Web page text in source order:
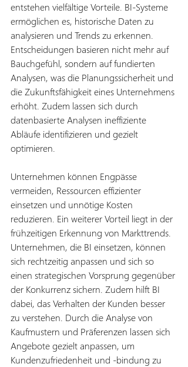
entstehen vielfältige Vorteile. BI-Systeme
ermöglichen es, historische Daten zu
analysieren und Trends zu erkennen.
Entscheidungen basieren nicht mehr auf
Bauchgefühl, sondern auf fundierten
Analysen, was die Planungssicherheit und
die Zukunftsfähigkeit eines Unternehmens
erhöht. Zudem lassen sich durch
datenbasierte Analysen ineffiziente
Abläufe identifizieren und gezielt
optimieren.
Unternehmen können Engpässe
vermeiden, Ressourcen effizienter
einsetzen und unnötige Kosten
reduzieren. Ein weiterer Vorteil liegt in der
frühzeitigen Erkennung von Markttrends.
Unternehmen, die BI einsetzen, können
sich rechtzeitig anpassen und sich so
einen strategischen Vorsprung gegenüber
der Konkurrenz sichern. Zudem hilft BI
dabei, das Verhalten der Kunden besser
zu verstehen. Durch die Analyse von
Kaufmustern und Präferenzen lassen sich
Angebote gezielt anpassen, um
Kundenzufriedenheit und -bindung zu